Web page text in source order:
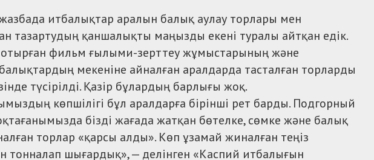
итбалықтар аралын балық аулау торлары мен
тазартудың қаншалықты маңызды екені туралы айтқан едік.
фильм ғылыми-зерттеу жұмыстарының және
тардың мекеніне айналған аралдарда тасталған торларды
түсірілді. Қазір бұлардың барлығы жоқ.
көпшілігі бұл аралдарға бірінші рет барды. Подгорный
бізді жағада жатқан бөтелке, сөмке және балық
торлар «қарсы алды». Көп ұзамай жиналған теңіз
тонналап шығардық», — делінген «Каспий итбалығын